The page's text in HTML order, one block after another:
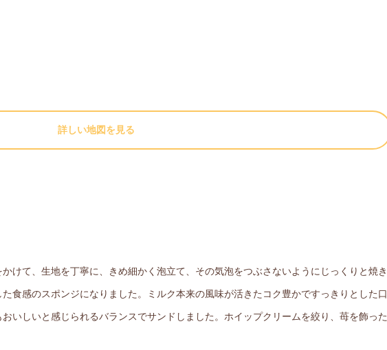
詳しい地図を見る
けて、生地を丁寧に、きめ細かく泡立て、その気泡をつぶさないようにじっくりと焼き
食感のスポンジになりました。ミルク本来の風味が活きたコク豊かですっきりとした口
いしいと感じられるバランスでサンドしました。ホイップクリームを絞り、苺を飾った